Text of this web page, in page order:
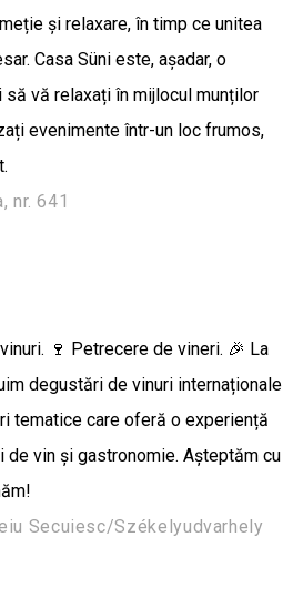
și relaxare, în timp ce unitea
Casa Süni este, așadar, o
vă relaxați în mijlocul munților
evenimente într-un loc frumos,
nr. 641
🍷 Petrecere de vineri. 🎉 La
degustări de vinuri internaționale
tematice care oferă o experiență
de vin și gastronomie. Așteptăm cu
Secuiesc/Székelyudvarhely